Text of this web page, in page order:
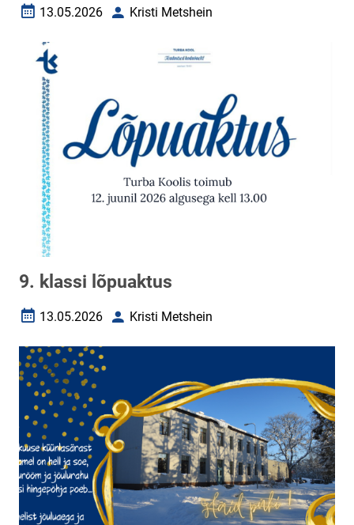
Loomise kuupäev
13.05.2026 AutorKristi Metshein
9. klassi lõpuaktus
Loomise kuupäev
13.05.2026 AutorKristi Metshein